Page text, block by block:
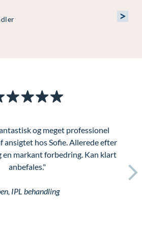
>
og meget professionel
ansigtet hos Sofie. Allerede efter
en markant forbedring. Kan klart
anbefales."
IPL behandling